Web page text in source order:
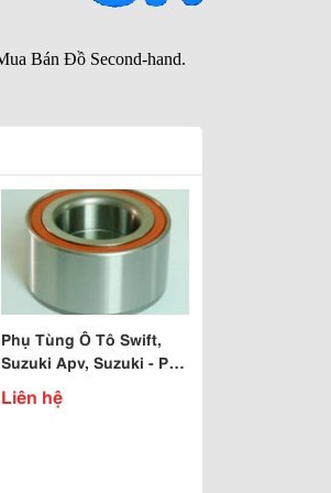
Phụ Tùng Ô Tô Swift,
Suzuki Apv, Suzuki - Pro,
Suzuki Wagon, Suzuki
Vitara, 5 Tạ
Liên hệ